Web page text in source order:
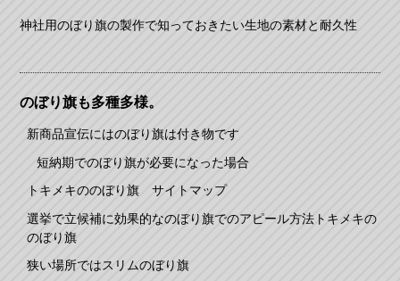
神社用のぼり旗の製作で知っておきたい生地の素材と耐久性
のぼり旗も多種多様。
新商品宣伝にはのぼり旗は付き物です
短納期でのぼり旗が必要になった場合
トキメキののぼり旗 サイトマップ
選挙で立候補に効果的なのぼり旗でのアピール方法トキメキの
のぼり旗
狭い場所ではスリムのぼり旗